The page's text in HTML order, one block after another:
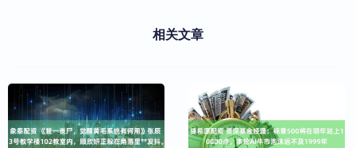
相关文章